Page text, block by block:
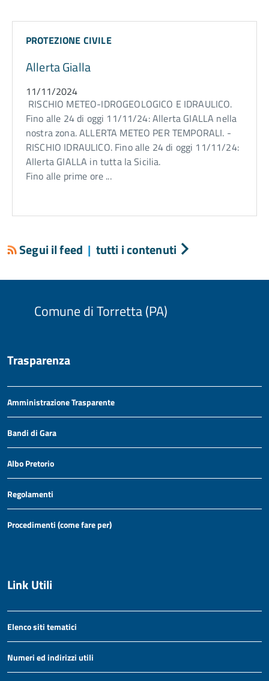
PROTEZIONE CIVILE
Allerta Gialla
11/11/2024
RISCHIO METEO-IDROGEOLOGICO E IDRAULICO.
Fino alle 24 di oggi 11/11/24: Allerta GIALLA nella
nostra zona. ALLERTA METEO PER TEMPORALI. -
RISCHIO IDRAULICO. Fino alle 24 di oggi 11/11/24:
Allerta GIALLA in tutta la Sicilia.
Fino alle prime ore ...
Segui il feed | tutti i contenuti
Comune di Torretta (PA)
Trasparenza
Amministrazione Trasparente
Bandi di Gara
Albo Pretorio
Regolamenti
Procedimenti (come fare per)
Link Utili
Elenco siti tematici
Numeri ed indirizzi utili